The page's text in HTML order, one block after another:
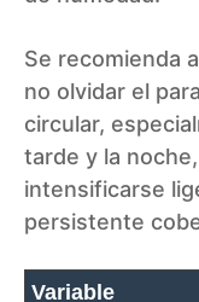
Se recomienda
no olvidar el
circular,
tarde y la
intensificarse
persistente
Variable